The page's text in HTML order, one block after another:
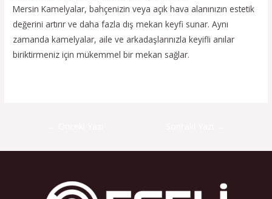
Mersin Kamelyalar, bahçenizin veya açık hava alanınızın estetik
değerini artırır ve daha fazla dış mekan keyfi sunar. Aynı
zamanda kamelyalar, aile ve arkadaşlarınızla keyifli anılar
biriktirmeniz için mükemmel bir mekan sağlar.